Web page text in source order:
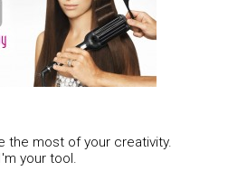
the most of your creativity.
your tool.